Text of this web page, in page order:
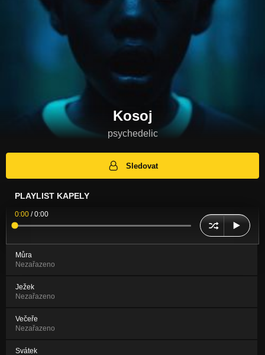
Kosoj
psychedelic
Sledovat
PLAYLIST KAPELY
0:00 /0:00
Můra
Nezařazeno
Ježek
Nezařazeno
Večeře
Nezařazeno
Svátek